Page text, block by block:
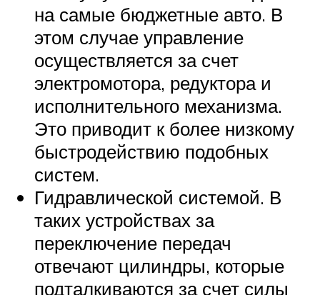
на самые бюджетные авто. В
этом случае управление
осуществляется за счет
электромотора, редуктора и
исполнительного механизма.
Это приводит к более низкому
быстродействию подобных
систем.
Гидравлической системой. В
таких устройствах за
переключение передач
отвечают цилиндры, которые
подталкиваются за счет силы